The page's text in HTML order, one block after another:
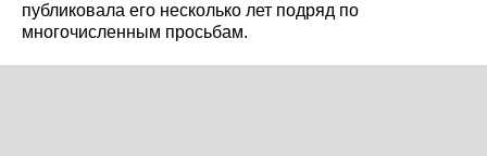
публиковала его несколько лет подряд по
многочисленным просьбам.